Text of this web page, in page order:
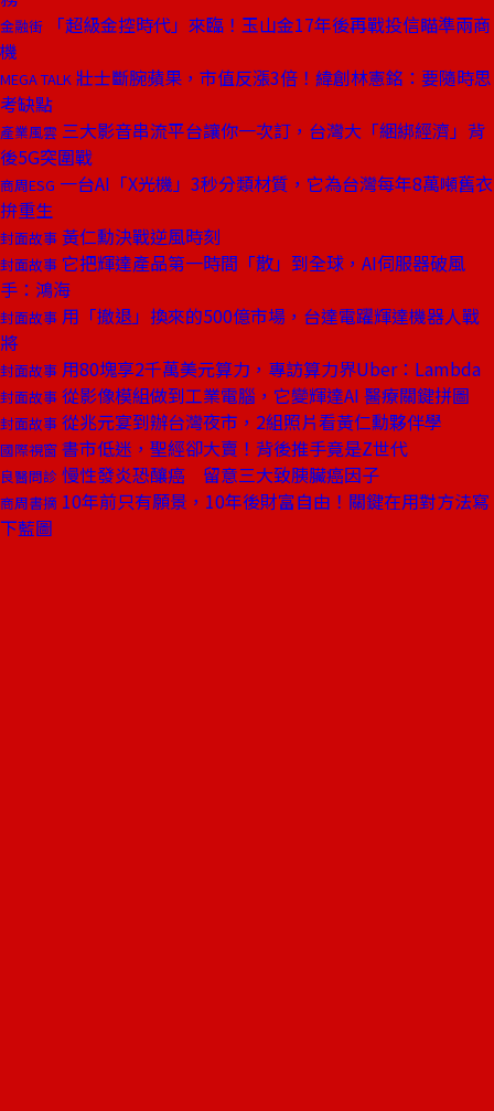
金融街
「超級金控時代」來臨！玉山金17年後再戰投信瞄準兩商
機
MEGA TALK 壯士斷腕蘋果，市值反漲3倍！緯創林憲銘：要隨時思
考缺點
產業風雲 三大影音串流平台讓你一次訂，台灣大「綑綁經濟」背
後5G突圍戰
商周ESG 一台AI「X光機」3秒分類材質，它為台灣每年8萬噸舊衣
拚重生
封面故事 黃仁勳決戰逆風時刻
封面故事 它把輝達產品第一時間「散」到全球，AI伺服器破風
手：鴻海
封面故事 用「撤退」換來的500億市場，台達電躍輝達機器人戰
將
封面故事 用80塊享2千萬美元算力，專訪算力界Uber：Lambda
封面故事 從影像模組做到工業電腦，它變輝達AI 醫療關鍵拼圖
封面故事 從兆元宴到辦台灣夜市，2組照片看黃仁勳夥伴學
國際視窗 書市低迷，聖經卻大賣！背後推手竟是Z世代
良醫問診 慢性發炎恐釀癌 留意三大致胰臟癌因子
商周書摘 10年前只有願景，10年後財富自由！關鍵在用對方法寫
下藍圖